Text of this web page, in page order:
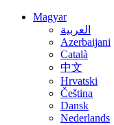
Magyar
العربية
Azerbaijani
Català
中文
Hrvatski
Čeština
Dansk
Nederlands